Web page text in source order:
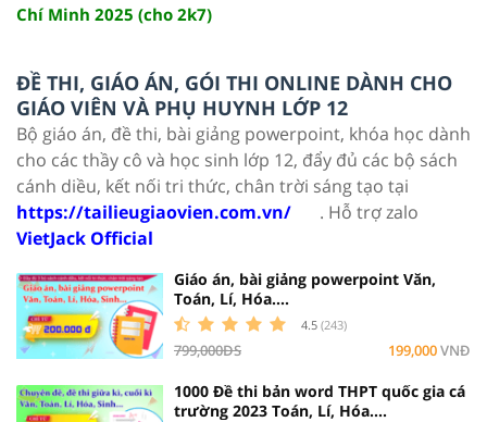
Chí Minh 2025 (cho 2k7)
ĐỀ THI, GIÁO ÁN, GÓI THI ONLINE DÀNH CHO
GIÁO VIÊN VÀ PHỤ HUYNH LỚP 12
Bộ giáo án, đề thi, bài giảng powerpoint, khóa học dành
cho các thầy cô và học sinh lớp 12, đẩy đủ các bộ sách
cánh diều, kết nối tri thức, chân trời sáng tạo tại
https://tailieugiaovien.com.vn/
. Hỗ trợ zalo
VietJack Official
Giáo án, bài giảng powerpoint Văn,
Toán, Lí, Hóa....
4.5 (243)
799,000ĐS 199,000VNĐ
1000 Đề thi bản word THPT quốc gia cá
trường 2023 Toán, Lí, Hóa....